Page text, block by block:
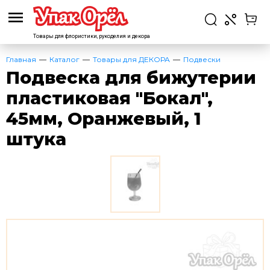
Товары для флористики, рукоделия и декора
Главная Каталог Товары для ДЕКОРА Подвески
Подвеска для бижутерии
пластиковая "Бокал",
45мм, Оранжевый, 1
штука